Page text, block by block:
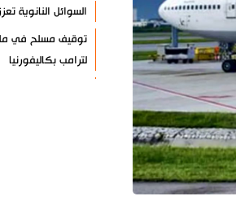
السوائل النانوية
توقيف مسلح في
لترامب بكاليفورنيا